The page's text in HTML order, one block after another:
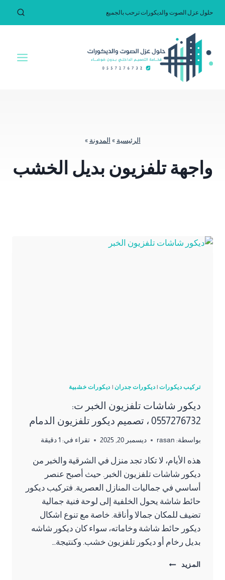
حلول عزل الصوت والديكورات ترحب بالجميع
الرئيسية » المدونة »
واجهة تلفزيون بديل الخشب
تركيب ديكورات| ديكورات جدران | ديكورات خشبية
ديكور شاشات تلفزيون الخبر ت:
0557276732 ، تصميم ديكور تلفزيون الدمام
بواسطة: rasan ديسمبر 20, 2025 تقراء في: دقيقة
هذه الأيام، لا تكاد تجد منزل في الشرقية والخبر من
ديكور شاشات تلفزيون الخبر. حيث أصبح عنصر
أساسي في جماليات المنازل العصرية. فتركيب ديكور
حائط شاشة يحول الخلفية إلى لوحة فنية جمالية
تضيف للمكان جمالا وأناقة. خاصة مع تنوع اشكال
ديكور حائط شاشة وخاماته، سواء كان ديكور شاشه
بديل رخام أو ديكور تلفزيون خشب. وكنتيجة…
المزيد
ديكور